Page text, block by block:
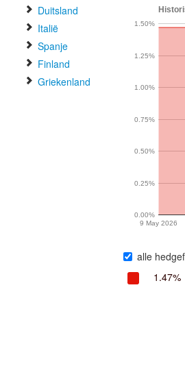
Duitsland
Italië
Spanje
Finland
Griekenland
9 May 2026
0.00%
0.25%
0.50%
0.75%
1.00%
1.25%
1.50%
alle
1.47%